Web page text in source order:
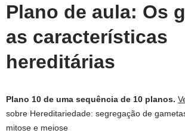
Plano de aula: Os
as características
hereditárias
Plano 10 de uma sequência de 10 planos.
sobre Hereditariedade: segregação de
mitose e meiose